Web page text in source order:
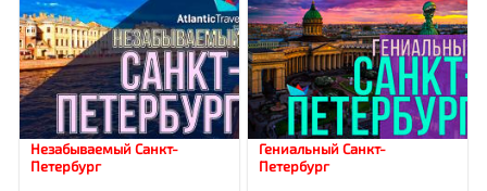
Незабываемый Санкт-
Петербург
Гениальный Санкт-
Петербург